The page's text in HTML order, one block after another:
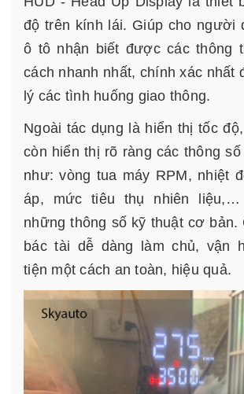
độ trên kính lái. Giúp cho người
ô tô nhận biết được các thông
cách nhanh nhất, chính xác nhất
lý các tình huống giao thông.
Ngoài tác dụng là hiển thị tốc
còn hiển thị rõ ràng các thông
như: vòng tua máy RPM, nhiệt
áp, mức tiêu thụ nhiên
những thông số kỹ thuật cơ bản.
bác tài dễ dàng làm chủ, vận
tiện một cách an toàn, hiệu quả.